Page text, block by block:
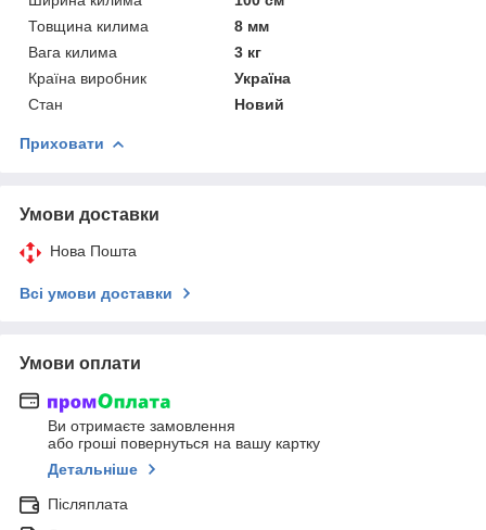
Товщина килима
8 мм
Вага килима
3 кг
Країна виробник
Україна
Стан
Новий
Приховати
Умови доставки
Нова Пошта
Всі умови доставки
Умови оплати
Ви отримаєте замовлення
або гроші повернуться на вашу картку
Детальніше
Післяплата